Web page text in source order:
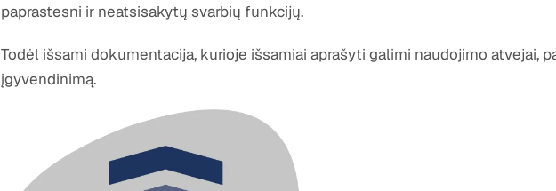
paprastesni ir neatsisakytų svarbių funkcijų.
Todėl išsami dokumentacija, kurioje išsamiai aprašyti galimi naudojimo atvejai,
įgyvendinimą.